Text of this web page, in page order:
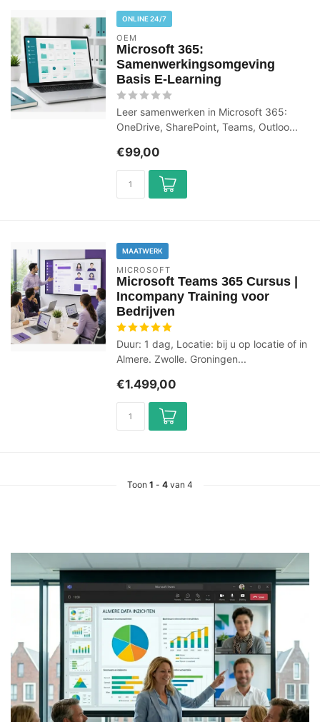
ONLINE 24/7
OEM
Microsoft 365:
Samenwerkingsomgeving
Basis E-Learning
Leer samenwerken in Microsoft 365:
OneDrive, SharePoint, Teams, Outloo...
€99,00
MAATWERK
MICROSOFT
Microsoft Teams 365 Cursus |
Incompany Training voor
Bedrijven
Duur: 1 dag, Locatie: bij u op locatie of in
Almere. Zwolle. Groningen...
€1.499,00
Toon 1 - 4 van 4